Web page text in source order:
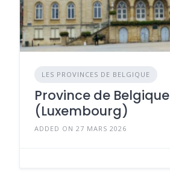
LES PROVINCES DE BELGIQUE
Province de Belgique
(Luxembourg)
ADDED ON 27 MARS 2026